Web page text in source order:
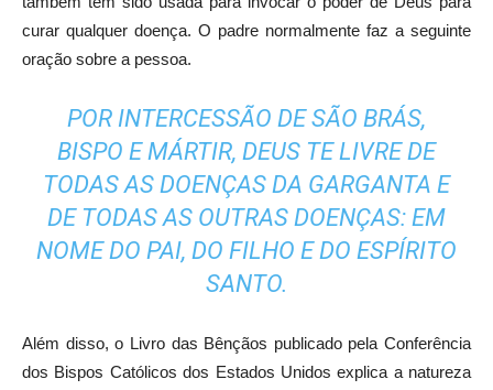
curar qualquer doença. O padre normalmente faz a seguinte
oração sobre a pessoa.
POR INTERCESSÃO DE SÃO BRÁS,
BISPO E MÁRTIR, DEUS TE LIVRE DE
TODAS AS DOENÇAS DA GARGANTA E
DE TODAS AS OUTRAS DOENÇAS: EM
NOME DO PAI, DO FILHO E DO ESPÍRITO
SANTO.
Além disso, o Livro das Bênçãos publicado pela Conferência
dos Bispos Católicos dos Estados Unidos explica a natureza